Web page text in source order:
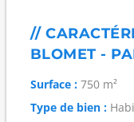
//
BLOMET -
Surface :750 m²
Type de bien :